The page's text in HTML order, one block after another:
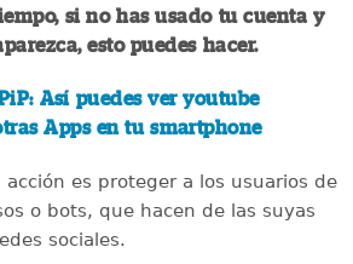
si no has usado tu cuenta y
esto puedes hacer.
Así puedes ver youtube
Apps en tu smartphone
es proteger a los usuarios de
o bots, que hacen de las suyas
sociales.